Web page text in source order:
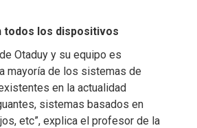
todos los dispositivos
de Otaduy y su equipo es
mayoría de los sistemas de
en la actualidad
sistemas basados en
etc”, explica el profesor de la